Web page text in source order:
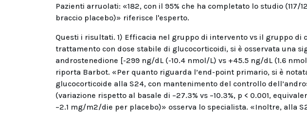
Pazienti arruolati: «182, con il 95% che ha completato lo studio
braccio placebo)» riferisce l'esperto.
Questi i risultati. 1) Efficacia nel gruppo di intervento vs il gruppo di
trattamento con dose stabile di glucocorticoidi, si è osservata una
androstenedione [-299 ng/dL (-10.4 nmol/L) vs +45.5 ng/dL (1.6
riporta Barbot. «Per quanto riguarda l’end-point primario, si è
glucocorticoide alla S24, con mantenimento del controllo
(variazione rispetto al basale di −27.3% vs −10.3%, p < 0.001,
−2.1 mg/m2/die per placebo)» osserva lo specialista. «Inoltre, alla